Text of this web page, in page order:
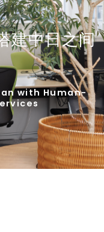
建中日之间
with Human-